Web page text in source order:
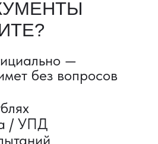
ИЗ КИТАЯ